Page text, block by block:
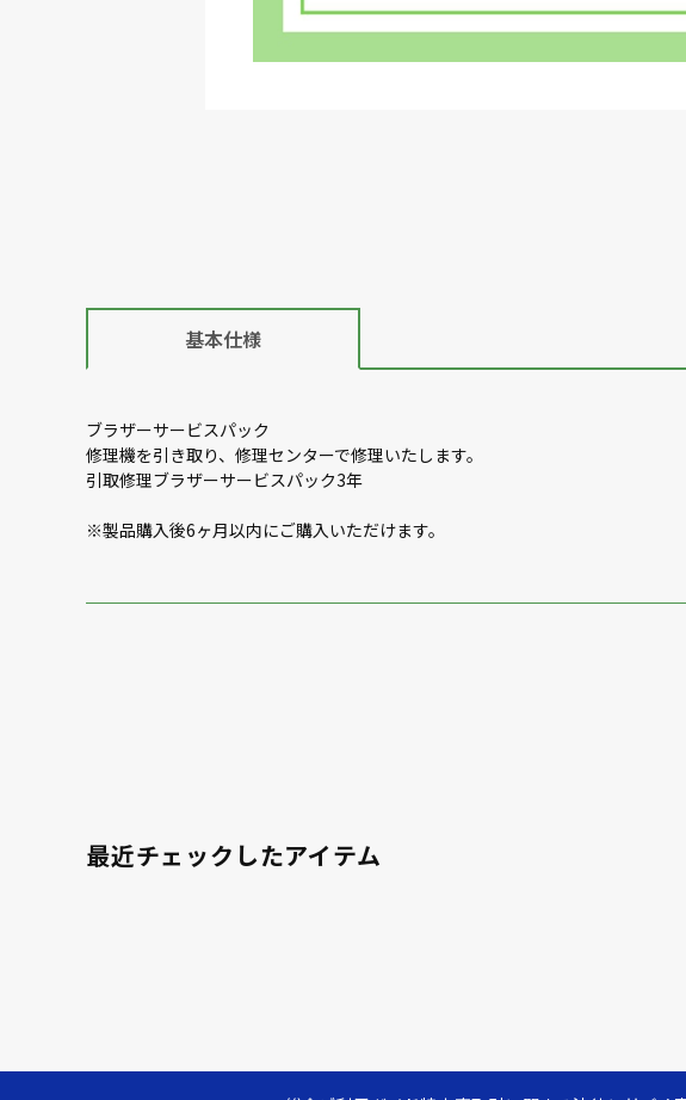
基本仕様
ブラザーサービスパック
修理機を引き取り、修理センターで修理いたします。
引取修理ブラザーサービスパック3年
※製品購入後6ヶ月以内にご購入いただけます。
最近チェックしたアイテム